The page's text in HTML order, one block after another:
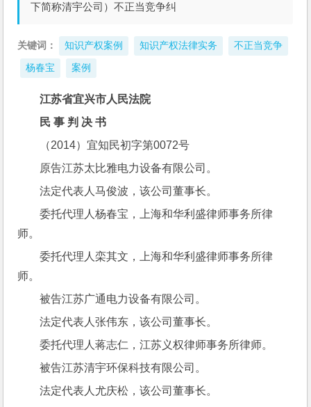
下简称清宇公司）不正当竞争纠
关键词： 知识产权案例 知识产权法律实务 不正当竞争
杨春宝 案例
江苏省宜兴市人民法院
民 事 判 决 书
（2014）宜知民初字第0072号
原告江苏太比雅电力设备有限公司。
法定代表人马俊波，该公司董事长。
委托代理人杨春宝，上海和华利盛律师事务所律
师。
委托代理人栾其文，上海和华利盛律师事务所律
师。
被告江苏广通电力设备有限公司。
法定代表人张伟东，该公司董事长。
委托代理人蒋志仁，江苏义权律师事务所律师。
被告江苏清宇环保科技有限公司。
法定代表人尤庆松，该公司董事长。